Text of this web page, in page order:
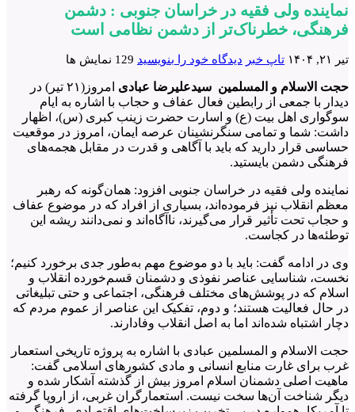
نماینده ولی فقیه در خراسان جنوبی : دشمن
فرهنگی، خطرناک‌تر از دشمن نظامی است
تیر ۲۱, ۱۴۰۴ تاپ خبر دیدگاه خود را بنویسید 129 نمایش ها
حجت الاسلام و المسلمین سیدعلیرضا عبادی
امروز(۲۱ تیر) در
دیدار با جمعی از رابطین فعال عفاف و حجاب با اشاره به ایام
سوگواری اهل بیت (ع) و اسارت حضرت زینب کبری (س)، اظهار
داشت: شما و تمامی سنگرنشینان عرصه ایمان، امروز در موقعیت
حساسی قرار دارید که باید با آگاهی و قدرت در مقابل هجمه‌های
فرهنگی دشمن بایستید.
نماینده ولی فقیه در خراسان جنوبی افزود: همان‌گونه که رهبر
معظم انقلاب نیز فرموده‌اند، بسیاری از افراد که در موضوع عفاف
و حجاب تحت تأثیر قرار می‌گیرند، ناآگاه‌اند و نمی‌دانند ریشه این
توطئه‌ها در کجاست.
وی در ادامه گفت: باید با دو موضوع مهم به‌طور جدی برخورد کنیم؛
نخست، شناسایی عناصر نفوذی و دشمنان قسم‌خورده انقلاب و
اسلام که در پوشش‌های مختلف فرهنگی، اجتماعی و حتی تبلیغاتی
در حال فعالیت هستند؛ و دوم، تفکیک این عناصر از عموم مردم که
دچار اشتباه شده‌اند اما به اصل انقلاب وفادارند.
حجت الاسلام و المسلمین عبادی با اشاره به پروژه تاریخی استعمار
غرب برای غارت منابع انسانی و مادی کشورهای اسلامی گفت:
ماهیت اصلی دشمنان اسلام امروز بیش از گذشته آشکار شده و
دیگر شناخت آن‌ها سخت نیست. استعمارگران غربی، از اروپا گرفته